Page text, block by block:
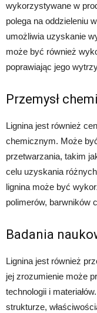
wykorzystywane w
polega na oddzieleniu
umożliwia uzyskanie
może być również
poprawiając jego
Przemysł
Lignina jest również
chemicznym. Może
przetwarzania, takim
celu uzyskania
lignina może być
polimerów, barwników
Badania
Lignina jest również
jej zrozumienie może
technologii i
strukturze,